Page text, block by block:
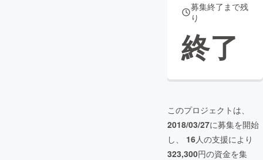
募集終了まで残
り
終了
このプロジェクトは、
2018/03/27に募集を開始
し、 16人の支援により
323,300円の資金を集